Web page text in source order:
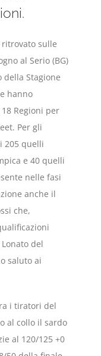
ritrovato sulle
al Serio (BG)
della Stagione
hanno
Regioni per
Per gli
205 quelli
e 40 quelli
nelle fasi
anche il
che,
del
saluto ai
i tiratori del
al collo il sardo
al 120/125 +0